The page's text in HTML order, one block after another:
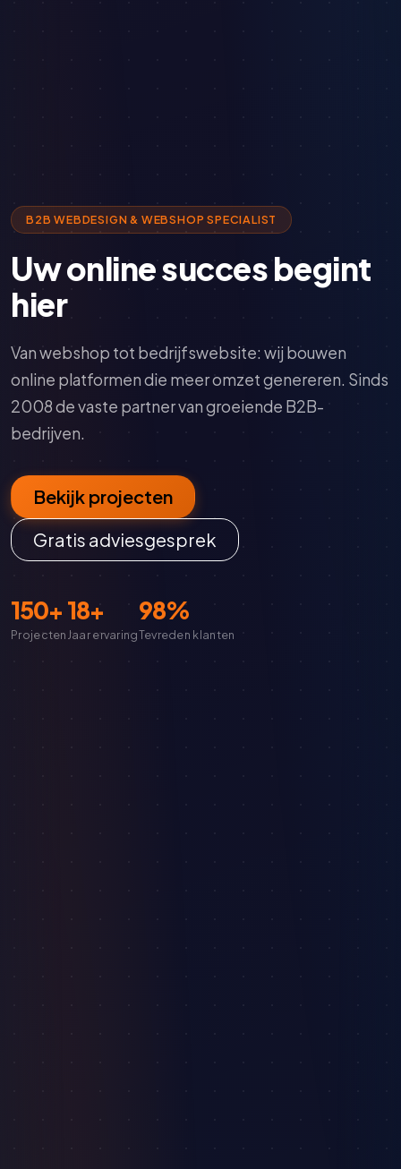
B2B WEBDESIGN & WEBSHOP SPECIALIST
Uw online succes begint
hier
Van webshop tot bedrijfswebsite: wij bouwen
online platformen die meer omzet genereren. Sinds
2008 de vaste partner van groeiende B2B-
bedrijven.
Bekijk projecten
Gratis adviesgesprek
150+
Projecten
18+
Jaar ervaring
98%
Tevreden klanten